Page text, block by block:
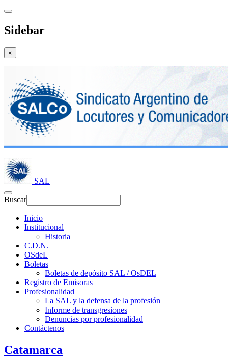
Sidebar
×
SAL
Buscar
Inicio
Institucional
Historia
C.D.N.
OSdeL
Boletas
Boletas de depósito SAL / OsDEL
Registro de Emisoras
Profesionalidad
La SAL y la defensa de la profesión
Informe de transgresiones
Denuncias por profesionalidad
Contáctenos
Catamarca